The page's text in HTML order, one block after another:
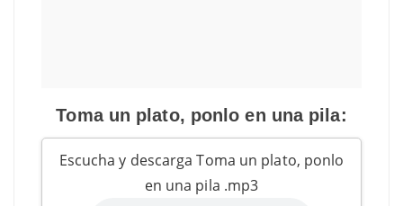
Toma un plato, ponlo en una pila:
Escucha y descarga Toma un plato, ponlo
en una pila .mp3